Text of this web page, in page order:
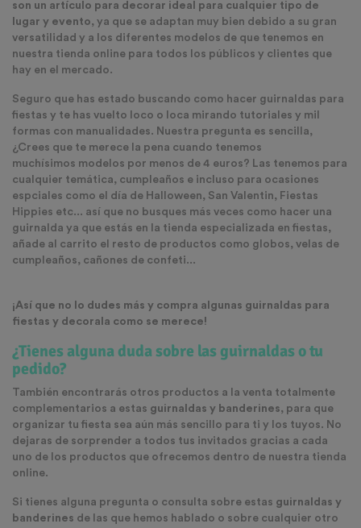
son un artículo para decorar ideal para cualquier tipo de
lugar y evento, ya que se adaptan muy bien debido a su gran
versatilidad y a los diferentes modelos de que tenemos en
nuestra tienda online para todos los públicos y clientes que
hay en el mercado.
Seguro que has estado buscando como hacer guirnaldas para
fiestas y te has vuelto loco o loca mirando tutoriales y mil
formas con manualidades. Nuestra pregunta es sencilla,
¿Crees que te merece la pena cuando tenemos
muchísimos modelos por menos de 4 euros? Las tenemos para
cualquier temática, cumpleaños e incluso para ocasiones
espciales como el día de Halloween, San Valentin, Fiestas
Hippies etc... así que no busques más veces como hacer una
guirnalda ya que estás en la tienda especializada en fiestas,
añade al carrito el resto de productos como globos, velas de
cumpleaños, cañones de confeti...
¡Así que no lo dudes más y compra algunas guirnaldas para
fiestas y decorala como se merece!
¿Tienes alguna duda sobre las guirnaldas o tu
pedido?
También encontrarás otros productos a la venta totalmente
complementarios a estas guirnaldas y banderines, para que
organizar tu fiesta sea aún más sencillo para ti y los tuyos. No
dejaras de sorprender a todos tus invitados gracias a cada
uno de los productos que ofrecemos dentro de nuestra tienda
online.
Si tienes alguna pregunta o consulta sobre estas guirnaldas y
banderines de las que hemos hablado o sobre cualquier otro